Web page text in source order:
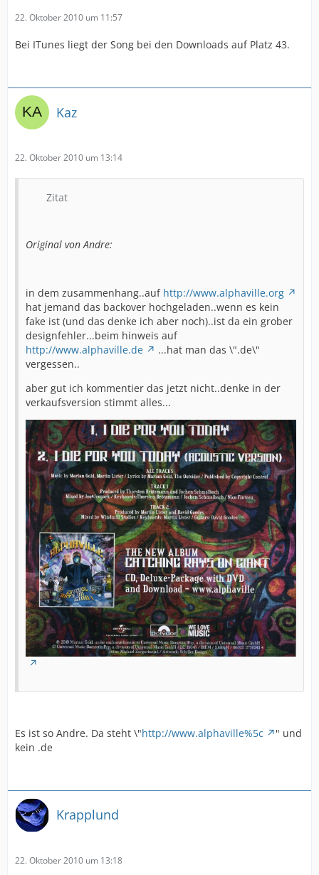
22. Oktober 2010 um 11:57
Bei ITunes liegt der Song bei den Downloads auf Platz 43.
Kaz
22. Oktober 2010 um 13:14
Zitat
Original von Andre:
in dem zusammenhang..auf http://www.alphaville.org
hat jemand das backover hochgeladen..wenn es kein
fake ist (und das denke ich aber noch)..ist da ein grober
designfehler...beim hinweis auf
http://www.alphaville.de
...hat man das \".de\"
vergessen..
aber gut ich kommentier das jetzt nicht..denke in der
verkaufsversion stimmt alles...
Es ist so Andre. Da steht \"http://www.alphaville%5c
" und
kein .de
Krapplund
22. Oktober 2010 um 13:18